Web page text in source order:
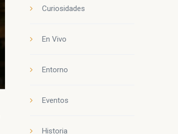
Curiosidades
En Vivo
Entorno
Eventos
Historia